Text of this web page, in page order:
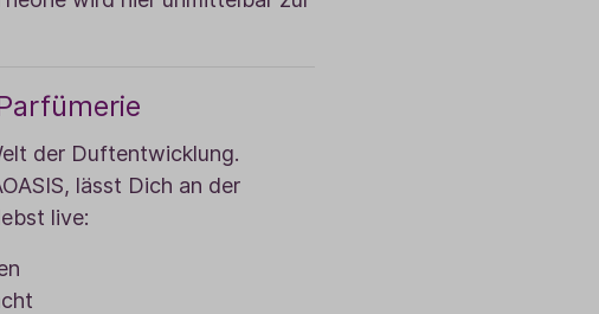
der Duftentwicklung.
lässt Dich an der
live: